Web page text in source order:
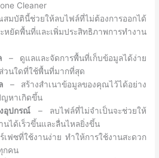
Cleaner
ตินี้ช่วยให้ลบไฟล์ที่ไม่ต้องการออกได้
ยัดพื้นที่และเพิ่มประสิทธิภาพการทำงาน
– ดูแลและจัดการพื้นที่เก็บข้อมูลได้ง่าย
วนใดที่ใช้พื้นที่มากที่สุด
– สร้างสำเนาข้อมูลของคุณไว้ได้อย่าง
หาเกิดขึ้น
อุปกรณ์ – ลบไฟล์ที่ไม่จำเป็นจะช่วยให้
ได้เร็วขึ้นและลื่นไหลยิ่งขึ้น
เฟซที่ใช้งานง่าย ทำให้การใช้งานสะดวก
กคน